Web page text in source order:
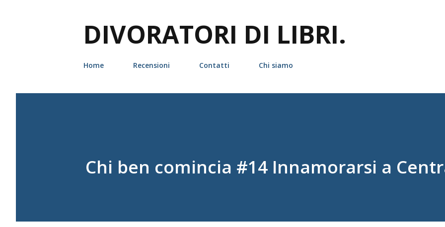
DIVORATORI DI LIBRI.
Home Recensioni Contatti Chi siamo
Chi ben comincia #14 Innamorarsi a